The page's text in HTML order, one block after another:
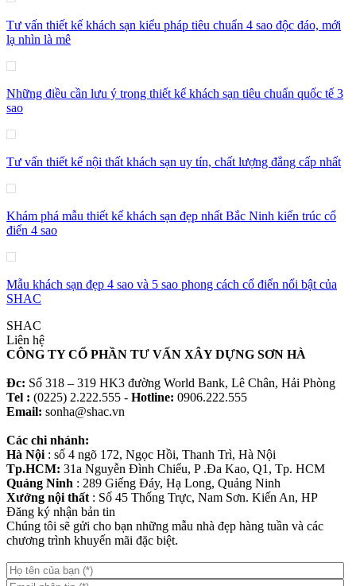
Tư vấn thiết kế khách sạn kiểu pháp tiêu chuẩn 4 sao độc đáo, mới
lạ nhìn là mê
Những điều cần lưu ý trong thiết kế khách sạn tiêu chuẩn quốc tế 3
sao
Tư vấn thiết kế nội thất khách sạn uy tín, chất lượng đẳng cấp nhất
Khám phá mẫu thiết kế khách sạn đẹp nhất Bắc Ninh kiến trúc cổ
điển 4 sao
Mẫu khách sạn đẹp 4 sao và 5 sao phong cách cổ điển nổi bật của
SHAC
SHAC
Liên hệ
CÔNG TY CỔ PHẦN TƯ VẤN XÂY DỰNG SƠN HÀ
Đc: Số 318 – 319 HK3 đường World Bank, Lê Chân, Hải Phòng
Tel : (0225) 2.222.555 - Hotline: 0906.222.555
Email: sonha@shac.vn
Các chi nhánh:
Hà Nội : số 4 ngõ 172, Ngọc Hồi, Thanh Trì, Hà Nội
Tp.HCM: 31a Nguyễn Đình Chiểu, P .Đa Kao, Q1, Tp. HCM
Quảng Ninh : 289 Giếng Đáy, Hạ Long, Quảng Ninh
Xưởng nội thất : Số 45 Thống Trực, Nam Sơn. Kiến An, HP
Đăng ký nhận bản tin
Chúng tôi sẽ gửi cho bạn những mẫu nhà đẹp hàng tuần và các
chương trình khuyến mãi đặc biệt.